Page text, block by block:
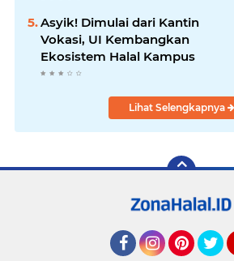
Asyik! Dimulai dari Kantin
Vokasi, UI Kembangkan
Ekosistem Halal Kampus
Lihat Selengkapnya